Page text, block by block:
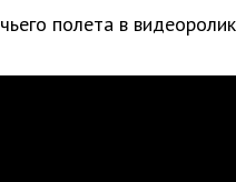
полета в